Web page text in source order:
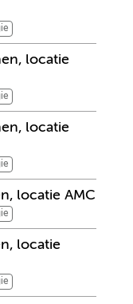
locatie
locatie
locatie AMC
locatie